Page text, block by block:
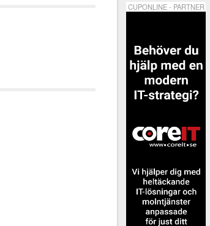
CUPONLINE - PARTNER